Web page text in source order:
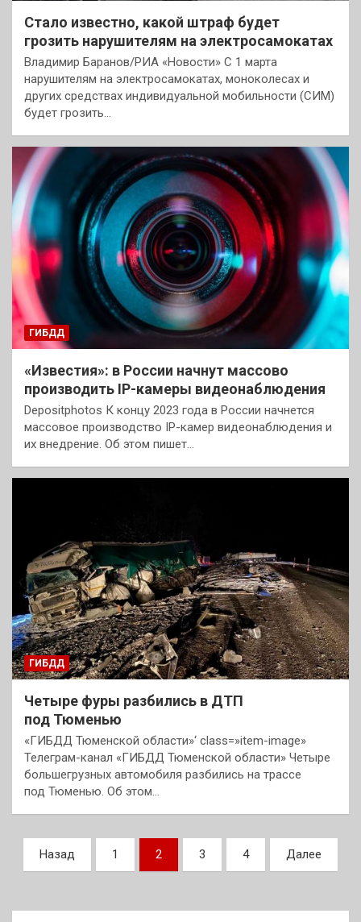
Стало известно, какой штраф будет
грозить нарушителям на электросамокатах
Владимир Баранов/РИА «Новости» С 1 марта
нарушителям на электросамокатах, моноколесах и
других средствах индивидуальной мобильности (СИМ)
будет грозить…
ГИБДД
«Известия»: в России начнут массово
производить IP-камеры видеонаблюдения
Depositphotos К концу 2023 года в России начнется
массовое производство IP-камер видеонаблюдения и
их внедрение. Об этом пишет…
ГИБДД
Четыре фуры разбились в ДТП
под Тюменью
«ГИБДД Тюменской области»‘ class=»item-image»
Телеграм-канал «ГИБДД Тюменской области» Четыре
большегрузных автомобиля разбились на трассе
под Тюменью. Об этом…
Пагинация
записей
Назад 1 2 3 4 Далее